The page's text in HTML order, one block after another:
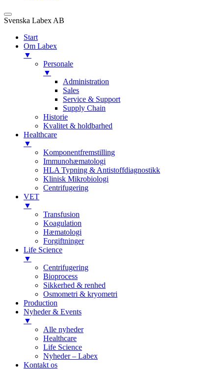
Svenska Labex AB
Start
Om Labex
▼
Personale
▼
Administration
Sales
Service & Support
Supply Chain
Historie
Kvalitet & holdbarhed
Healthcare
▼
Komponentfremstilling
Immunohæmatologi
HLA Typning & Antistoffdiagnostikk
Klinisk Mikrobiologi
Centrifugering
VET
▼
Transfusion
Koagulation
Hæmatologi
Forgiftninger
Life Science
▼
Centrifugering
Bioprocess
Sikkerhed & renhed
Osmometri & kryometri
Production
Nyheder & Events
▼
Alle nyheder
Healthcare
Life Science
Nyheder – Labex
Kontakt os